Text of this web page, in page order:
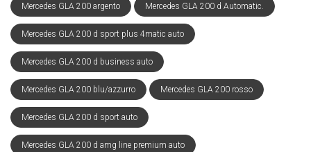
Mercedes GLA 200 argento Mercedes GLA 200 d Automatic.
Mercedes GLA 200 d sport plus 4matic auto
Mercedes GLA 200 d business auto
Mercedes GLA 200 blu/azzurro Mercedes GLA 200 rosso
Mercedes GLA 200 d sport auto
Mercedes GLA 200 d amg line premium auto